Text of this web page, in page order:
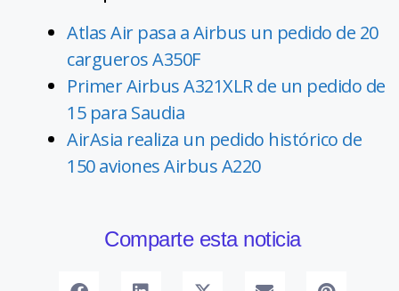
Atlas Air pasa a Airbus un pedido de 20
cargueros A350F
Primer Airbus A321XLR de un pedido de
15 para Saudia
AirAsia realiza un pedido histórico de
150 aviones Airbus A220
Comparte esta noticia